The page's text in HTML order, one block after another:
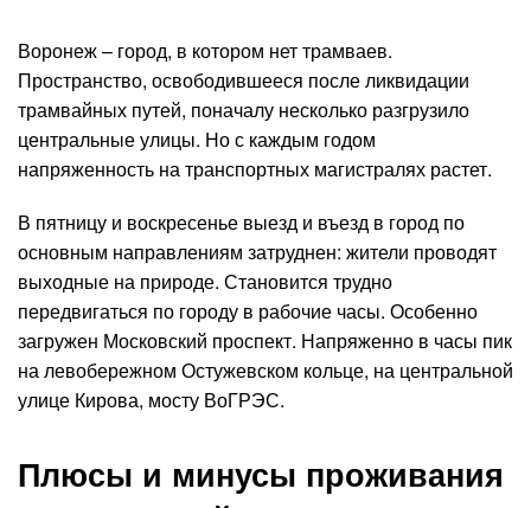
Воронеж – город, в котором нет трамваев.
Пространство, освободившееся после ликвидации
трамвайных путей, поначалу несколько разгрузило
центральные улицы. Но с каждым годом
напряженность на транспортных магистралях растет.
В пятницу и воскресенье выезд и въезд в город по
основным направлениям затруднен: жители проводят
выходные на природе. Становится трудно
передвигаться по городу в рабочие часы. Особенно
загружен Московский проспект. Напряженно в часы пик
на левобережном Остужевском кольце, на центральной
улице Кирова, мосту ВоГРЭС.
Плюсы и минусы проживания